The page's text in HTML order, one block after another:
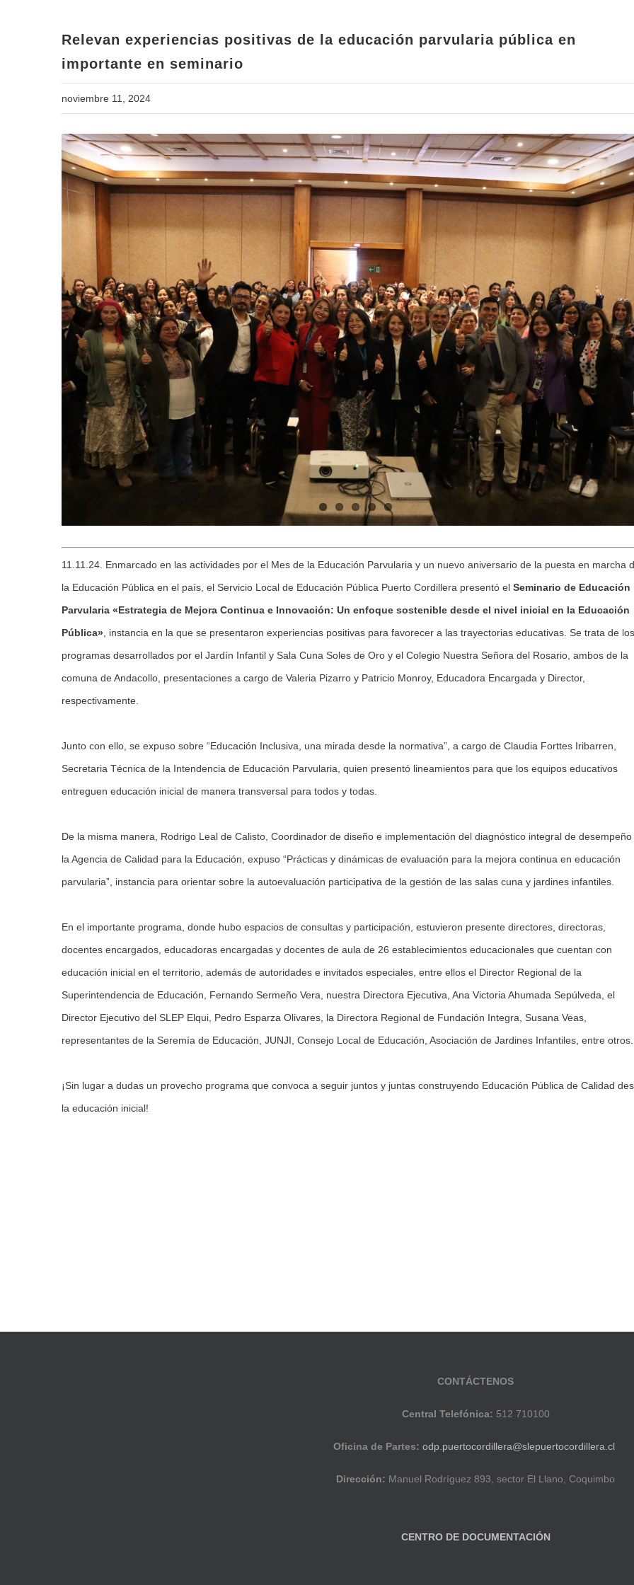
Relevan experiencias positivas de la educación parvularia pública en
importante en seminario
noviembre 11, 2024
View
Larger
Image
11.11.24. Enmarcado en las actividades por el Mes de la Educación Parvularia y un nuevo aniversario de la puesta en marcha
la Educación Pública en el país, el Servicio Local de Educación Pública Puerto Cordillera presentó el Seminario de Educación
Parvularia «Estrategia de Mejora Continua e Innovación: Un enfoque sostenible desde el nivel inicial en la Educación
Pública» , instancia en la que se presentaron experiencias positivas para favorecer a las trayectorias educativas. Se trata de los
programas desarrollados por el Jardín Infantil y Sala Cuna Soles de Oro y el Colegio Nuestra Señora del Rosario, ambos de la
comuna de Andacollo, presentaciones a cargo de Valeria Pizarro y Patricio Monroy, Educadora Encargada y Director,
respectivamente.
Junto con ello, se expuso sobre “Educación Inclusiva, una mirada desde la normativa”, a cargo de Claudia Forttes Iribarren,
Secretaria Técnica de la Intendencia de Educación Parvularia, quien presentó lineamientos para que los equipos educativos
entreguen educación inicial de manera transversal para todos y todas.
De la misma manera, Rodrigo Leal de Calisto, Coordinador de diseño e implementación del diagnóstico integral de desempeño
la Agencia de Calidad para la Educación, expuso “Prácticas y dinámicas de evaluación para la mejora continua en educación
parvularia”, instancia para orientar sobre la autoevaluación participativa de la gestión de las salas cuna y jardines infantiles.
En el importante programa, donde hubo espacios de consultas y participación, estuvieron presente directores, directoras,
docentes encargados, educadoras encargadas y docentes de aula de 26 establecimientos educacionales que cuentan con
educación inicial en el territorio, además de autoridades e invitados especiales, entre ellos el Director Regional de la
Superintendencia de Educación, Fernando Sermeño Vera, nuestra Directora Ejecutiva, Ana Victoria Ahumada Sepúlveda, el
Director Ejecutivo del SLEP Elqui, Pedro Esparza Olivares, la Directora Regional de Fundación Integra, Susana Veas,
representantes de la Seremía de Educación, JUNJI, Consejo Local de Educación, Asociación de Jardines Infantiles, entre otros.
¡Sin lugar a dudas un provecho programa que convoca a seguir juntos y juntas construyendo Educación Pública de Calidad
la educación inicial!
CONTÁCTENOS
Central Telefónica: 512 710100
Oficina de Partes: odp.puertocordillera@slepuertocordillera.cl
Dirección: Manuel Rodríguez 893, sector El Llano, Coquimbo
CENTRO DE DOCUMENTACIÓN